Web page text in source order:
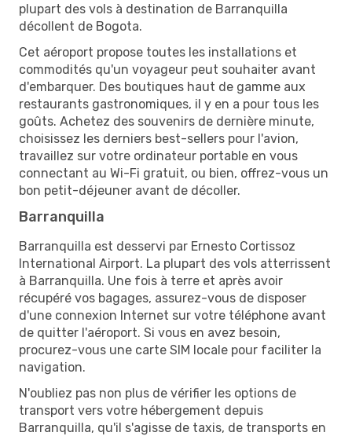
plupart des vols à destination de Barranquilla
décollent de Bogota.
Cet aéroport propose toutes les installations et
commodités qu'un voyageur peut souhaiter avant
d'embarquer. Des boutiques haut de gamme aux
restaurants gastronomiques, il y en a pour tous les
goûts. Achetez des souvenirs de dernière minute,
choisissez les derniers best-sellers pour l'avion,
travaillez sur votre ordinateur portable en vous
connectant au Wi-Fi gratuit, ou bien, offrez-vous un
bon petit-déjeuner avant de décoller.
Barranquilla
Barranquilla est desservi par Ernesto Cortissoz
International Airport. La plupart des vols atterrissent
à Barranquilla. Une fois à terre et après avoir
récupéré vos bagages, assurez-vous de disposer
d'une connexion Internet sur votre téléphone avant
de quitter l'aéroport. Si vous en avez besoin,
procurez-vous une carte SIM locale pour faciliter la
navigation.
N'oubliez pas non plus de vérifier les options de
transport vers votre hébergement depuis
Barranquilla, qu'il s'agisse de taxis, de transports en